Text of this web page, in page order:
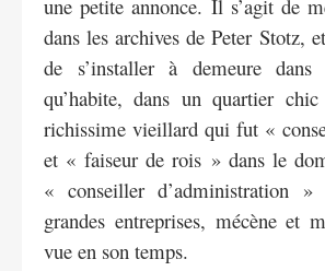
une petite annonce. Il s’agit de
dans les archives de Peter Stotz,
de s’installer à demeure
qu’habite, dans un quartier
richissime vieillard qui fut «
et « faiseur de rois » dans le
« conseiller d’administration »
grandes entreprises, mécène et
vue en son temps.